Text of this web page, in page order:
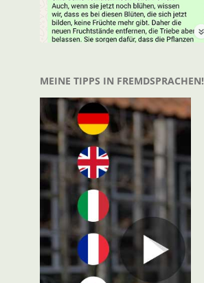
MEINE TIPPS IN FREMDSPRACHEN!